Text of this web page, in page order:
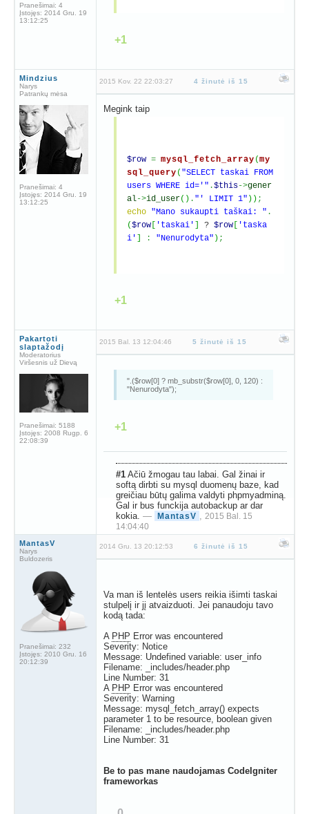
Pranešimai: 4
Įstojęs: 2014 Gru. 19
13:12:25
+1
Mindzius
Narys
Patrankų mėsa
Pranešimai: 4
Įstojęs: 2014 Gru. 19
13:12:25
2015 Kov. 22 22:03:27 4 žinutė iš 15
Megink taip
$row = mysql_fetch_array (my
sql_query ( "SELECT taskai FROM
users WHERE id='" .$this->gener
al->id_user( ) . "' LIMIT 1" ) ) ;
echo "Mano sukaupti taškai: " .
($row[ 'taskai' ] ? $row[ 'taska
i' ] : "Nenurodyta" ) ;
+1
Pakartoti
slaptažodį
Moderatorius
Viršesnis už Dievą
Pranešimai: 5188
Įstojęs: 2008 Rugp. 6
22:08:39
2015 Bal. 13 12:04:46 5 žinutė iš 15
".($row[0] ? mb_substr($row[0], 0, 120) :
"Nenurodyta");
+1
#1 Ačiū žmogau tau labai. Gal žinai ir
softą dirbti su mysql duomenų baze, kad
greičiau būtų galima valdyti phpmyadminą.
Gal ir bus funckija autobackup ar dar
kokia. — MantasV
2015 Bal. 15
14:04:40
MantasV
Narys
Buldozeris
Pranešimai: 232
Įstojęs: 2010 Gru. 16
20:12:39
2014 Gru. 13 20:12:53 6 žinutė iš 15
Va man iš lentelės users reikia išimti taskai
stulpelį ir jį atvaizduoti. Jei panaudoju tavo
kodą tada:
A PHP Error was encountered
Severity: Notice
Message: Undefined variable: user_info
Filename: _includes/header.php
Line Number: 31
A PHP Error was encountered
Severity: Warning
Message: mysql_fetch_array() expects
parameter 1 to be resource, boolean given
Filename: _includes/header.php
Line Number: 31
Be to pas mane naudojamas CodeIgniter
frameworkas